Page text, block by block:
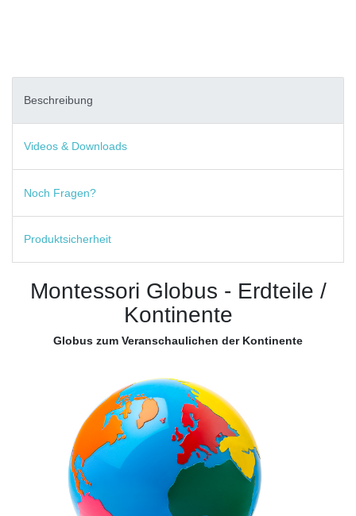
Beschreibung
Videos & Downloads
Noch Fragen?
Produktsicherheit
Montessori Globus - Erdteile /
Kontinente
Globus zum Veranschaulichen der Kontinente